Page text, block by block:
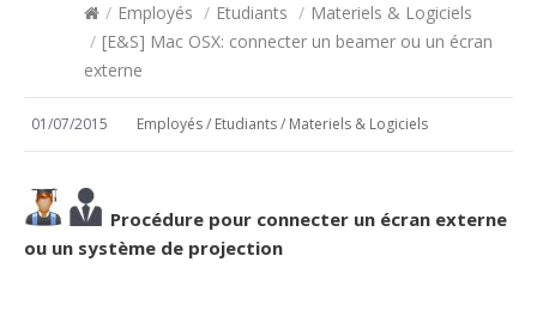
/ Employés / Etudiants / Materiels & Logiciels
/ [E&S] Mac OSX: connecter un beamer ou un écran
externe
01/07/2015 Employés/ Etudiants/ Materiels & Logiciels
Procédure pour connecter un écran externe
ou un système de projection